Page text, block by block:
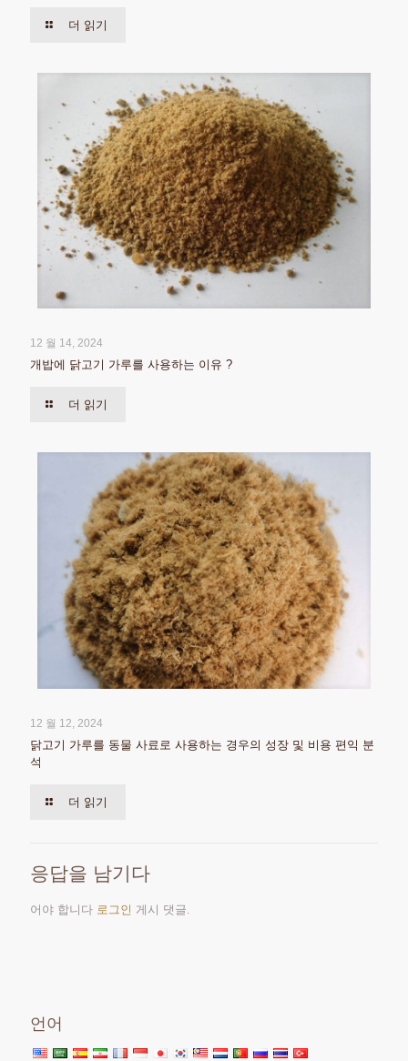
더 읽기
12 월 14, 2024
개밥에 닭고기 가루를 사용하는 이유 ?
더 읽기
12 월 12, 2024
닭고기 가루를 동물 사료로 사용하는 경우의 성장 및 비용 편익 분
석
더 읽기
응답을 남기다
어야 합니다 로그인 게시 댓글.
언어